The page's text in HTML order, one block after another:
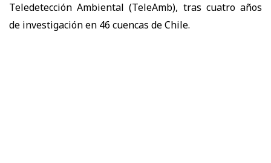
Teledetección Ambiental (TeleAmb), tras cuatro años
de investigación en 46 cuencas de Chile.